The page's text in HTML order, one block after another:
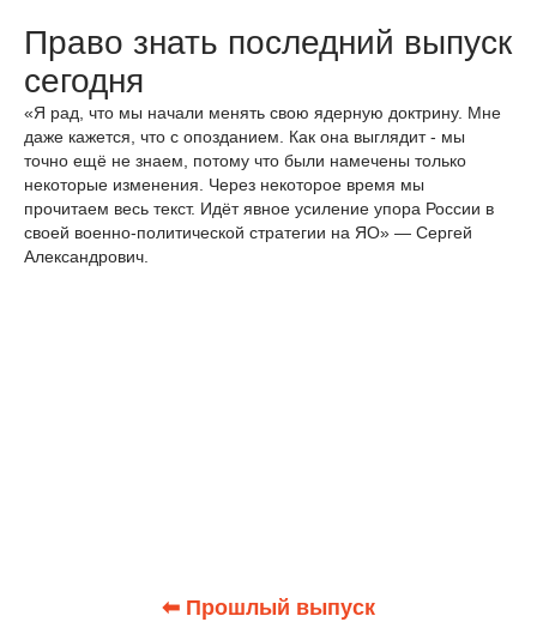
Право знать последний выпуск
сегодня
«Я рад, что мы начали менять свою ядерную доктрину. Мне
даже кажется, что с опозданием. Как она выглядит - мы
точно ещё не знаем, потому что были намечены только
некоторые изменения. Через некоторое время мы
прочитаем весь текст. Идёт явное усиление упора России в
своей военно-политической стратегии на ЯО» — Сергей
Александрович.
⬅ Прошлый выпуск